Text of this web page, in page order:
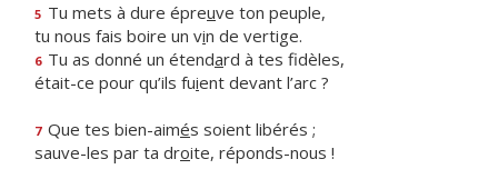
5 Tu mets à dure épreuve ton peuple,
tu nous fais boire un vin de vertige.
6 Tu as donné un étendard à tes fidèles,
était-ce pour qu’ils fuient devant l’arc ?
7 Que tes bien-aimés soient libérés ;
sauve-les par ta droite, réponds-nous !